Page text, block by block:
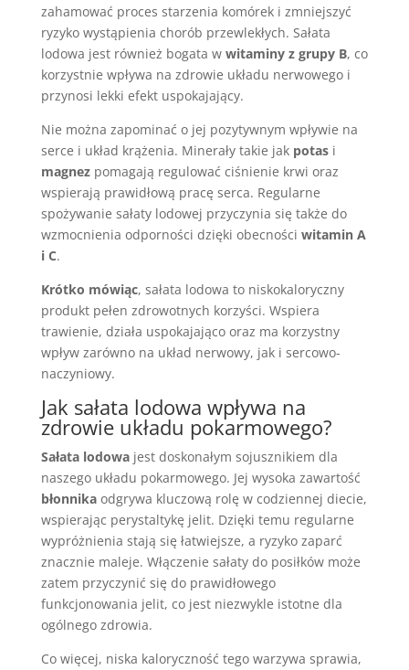
zahamować proces starzenia komórek i zmniejszyć
ryzyko wystąpienia chorób przewlekłych. Sałata
lodowa jest również bogata w witaminy z grupy B, co
korzystnie wpływa na zdrowie układu nerwowego i
przynosi lekki efekt uspokajający.
Nie można zapominać o jej pozytywnym wpływie na
serce i układ krążenia. Minerały takie jak potasi
magnezpomagają regulować ciśnienie krwi oraz
wspierają prawidłową pracę serca. Regularne
spożywanie sałaty lodowej przyczynia się także do
wzmocnienia odporności dzięki obecności witamin A
i C.
Krótko mówiąc, sałata lodowa to niskokaloryczny
produkt pełen zdrowotnych korzyści. Wspiera
trawienie, działa uspokajająco oraz ma korzystny
wpływ zarówno na układ nerwowy, jak i sercowo-
naczyniowy.
Jak sałata lodowa wpływa na
zdrowie układu pokarmowego?
Sałata lodowajest doskonałym sojusznikiem dla
naszego układu pokarmowego. Jej wysoka zawartość
błonnikaodgrywa kluczową rolę w codziennej diecie,
wspierając perystaltykę jelit. Dzięki temu regularne
wypróżnienia stają się łatwiejsze, a ryzyko zaparć
znacznie maleje. Włączenie sałaty do posiłków może
zatem przyczynić się do prawidłowego
funkcjonowania jelit, co jest niezwykle istotne dla
ogólnego zdrowia.
Co więcej, niska kaloryczność tego warzywa sprawia,